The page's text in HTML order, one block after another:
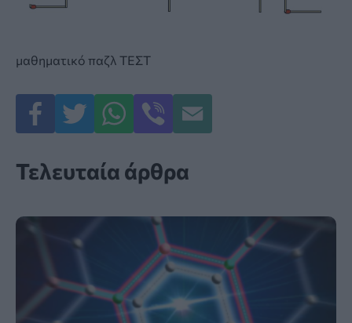
μαθηματικό παζλ ΤΕΣΤ
Τελευταία άρθρα